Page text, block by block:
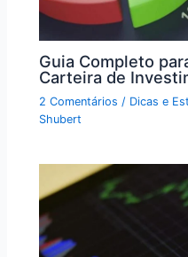
Guia Completo
Carteira de
2 Comentários / Dicas e
Shubert